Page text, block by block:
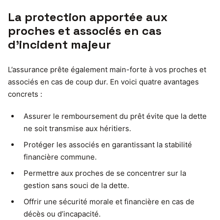
La protection apportée aux
proches et associés en cas
d’incident majeur
L’assurance prête également main-forte à vos proches et
associés en cas de coup dur. En voici quatre avantages
concrets :
Assurer le remboursement du prêt évite que la dette
ne soit transmise aux héritiers.
Protéger les associés en garantissant la stabilité
financière commune.
Permettre aux proches de se concentrer sur la
gestion sans souci de la dette.
Offrir une sécurité morale et financière en cas de
décès ou d’incapacité.